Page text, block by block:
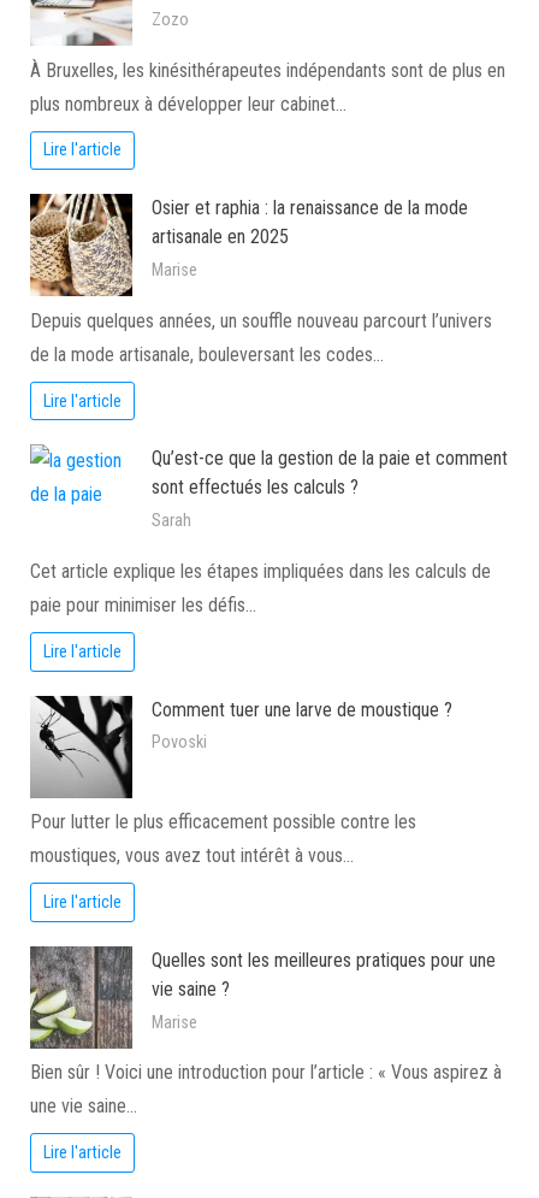
Zozo
À Bruxelles, les kinésithérapeutes indépendants sont de plus en
plus nombreux à développer leur cabinet…
Lire l'article
Osier et raphia : la renaissance de la mode
artisanale en 2025
Marise
Depuis quelques années, un souffle nouveau parcourt l’univers
de la mode artisanale, bouleversant les codes…
Lire l'article
Qu’est-ce que la gestion de la paie et comment
sont effectués les calculs ?
Sarah
Cet article explique les étapes impliquées dans les calculs de
paie pour minimiser les défis…
Lire l'article
Comment tuer une larve de moustique ?
Povoski
Pour lutter le plus efficacement possible contre les
moustiques, vous avez tout intérêt à vous…
Lire l'article
Quelles sont les meilleures pratiques pour une
vie saine ?
Marise
Bien sûr ! Voici une introduction pour l’article : « Vous aspirez à
une vie saine…
Lire l'article